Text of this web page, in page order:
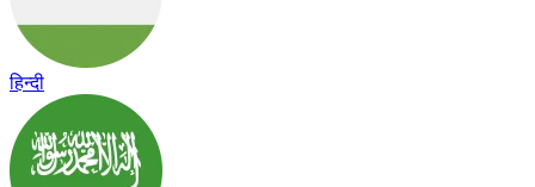
हिन्दी